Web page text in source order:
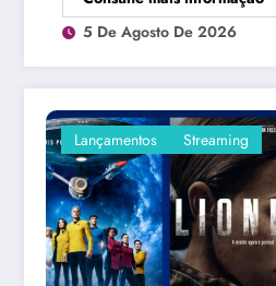
5 De Agosto De 2026
Lançamentos Streaming